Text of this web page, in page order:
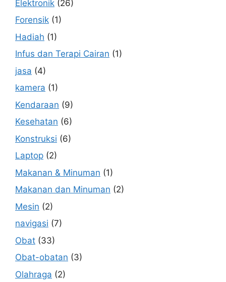
Elektronik (26)
Forensik (1)
Hadiah (1)
Infus dan Terapi Cairan (1)
jasa (4)
kamera (1)
Kendaraan (9)
Kesehatan (6)
Konstruksi (6)
Laptop (2)
Makanan & Minuman (1)
Makanan dan Minuman (2)
Mesin (2)
navigasi (7)
Obat (33)
Obat-obatan (3)
Olahraga (2)